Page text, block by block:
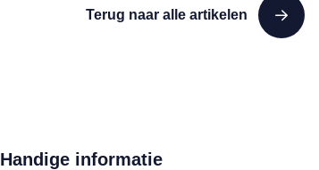
Terug naar alle artikelen
Handige informatie